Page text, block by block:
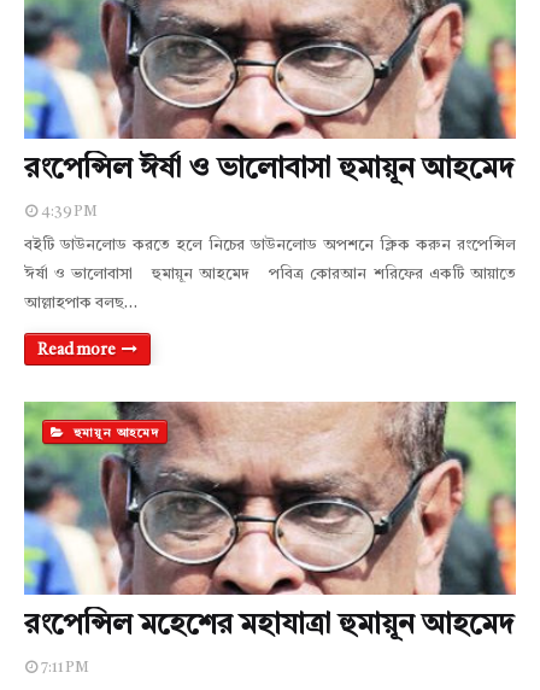
রংপেন্সিল ঈর্ষা ও ভালোবাসা হুমায়ূন আহমেদ
4:39 PM
বইটি ডাউনলোড করতে হলে নিচের ডাউনলোড অপশনে ক্লিক করুন রংপেন্সিল
ঈর্ষা ও ভালোবাসা হুমায়ূন আহমেদ পবিত্র কোরআন শরিফের একটি আয়াতে
আল্লাহপাক বলছ…
Read more
হুমায়ূন আহমেদ
রংপেন্সিল মহেশের মহাযাত্রা হুমায়ূন আহমেদ
7:11 PM